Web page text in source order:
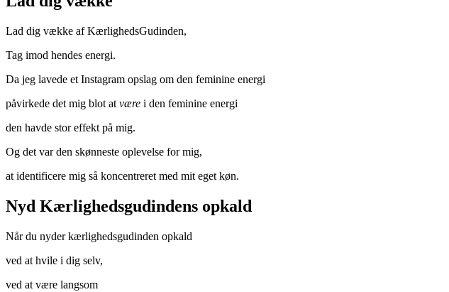
Lad dig vække af KærlighedsGudinden,
Tag imod hendes energi.
Da jeg lavede et Instagram opslag om den feminine energi
påvirkede det mig blot at være i den feminine energi
den havde stor effekt på mig.
Og det var den skønneste oplevelse for mig,
at identificere mig så koncentreret med mit eget køn.
Nyd Kærlighedsgudindens opkald
Når du nyder kærlighedsgudinden opkald
ved at hvile i dig selv,
ved at være langsom